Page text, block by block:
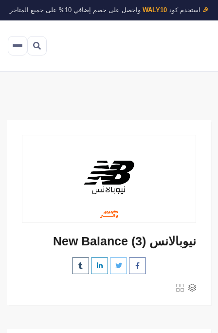
🎉 استخدم كودWALY10 واحصل على خصم إضافي 10% على جميع المتاجر
نيوبالانس New Balance (3)